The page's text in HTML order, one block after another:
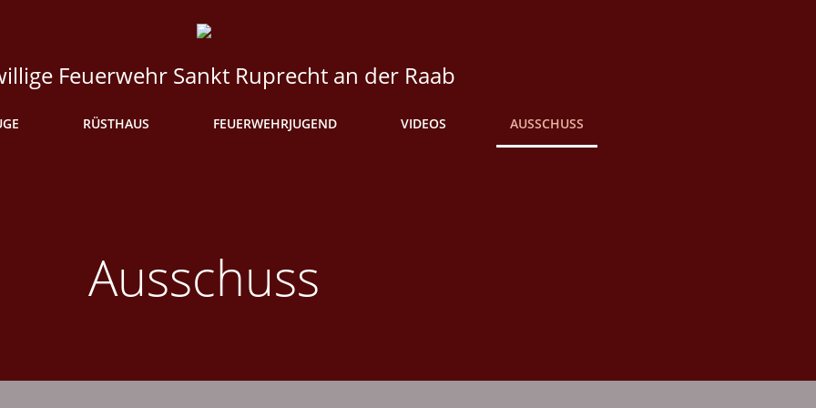
Feuerwehr Sankt Ruprecht an der Raab
RÜSTHAUS FEUERWEHRJUGEND VIDEOS AUSSCHUSS
Ausschuss